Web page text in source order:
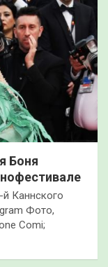
Боня
Каннского
Фото,
Comi;